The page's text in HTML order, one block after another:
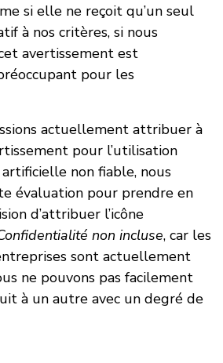
si elle ne reçoit qu’un seul
à nos critères, si nous
avertissement est
pour les
actuellement attribuer à
pour l’utilisation
non fiable, nous
évaluation pour prendre en
d’attribuer l’icône
non incluse, car les
sont actuellement
ne pouvons pas facilement
à un autre avec un degré de